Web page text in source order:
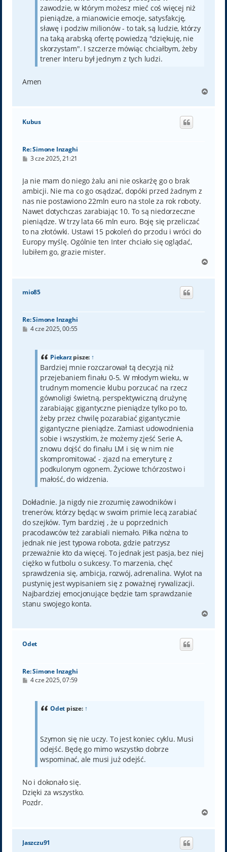
zawodzie, w którym możesz mieć coś więcej niż
pieniądze, a mianowicie emocje, satysfakcję,
sławę i podziw milionów - to tak, są ludzie, którzy
na taką arabską ofertę powiedzą "dziękuję, nie
skorzystam". I szczerze mówiąc chciałbym, żeby
trener Interu był jednym z tych ludzi.
Amen
g
Kubus
Re: Simone Inzaghi
P3 cze 2025, 21:21
Ja nie mam do niego żalu ani nie oskarżę go o brak
ambicji. Nie ma co go osądzać, dopóki przed żadnym z
nas nie postawiono 22mln euro na stole za rok roboty.
Nawet dotychczas zarabiając 10. To są niedorzeczne
pieniądze. W trzy lata 66 mln euro. Boję się przeliczać
to na złotówki. Ustawi 15 pokoleń do przodu i wróci do
Europy myślę. Ogólnie ten Inter chciało się oglądać,
lubiłem go, grazie mister.
g
mio85
Re: Simone Inzaghi
P4 cze 2025, 00:55
Piekarzpisze: ↑
Bardziej mnie rozczarował tą decyzją niż
przejebaniem finału 0-5. W młodym wieku, w
trudnym momencie klubu porzucać na rzecz
gównoligi świetną, perspektywiczną drużynę
zarabiając gigantyczne pieniądze tylko po to,
żeby przez chwilę pozarabiać gigantycznie
gigantyczne pieniądze. Zamiast udowodnienia
sobie i wszystkim, że możemy zjeść Serie A,
znowu dojść do finału LM i się w nim nie
skompromitować - zjazd na emeryturę z
podkulonym ogonem. Życiowe tchórzostwo i
małość, do widzenia.
Dokładnie. Ja nigdy nie zrozumię zawodników i
trenerów, którzy będąc w swoim primie lecą zarabiać
do szejków. Tym bardziej , że u poprzednich
pracodawców też zarabiali niemało. Piłka nożna to
jednak nie jest typowa robota, gdzie patrzysz
przeważnie kto da więcej. To jednak jest pasja, bez niej
ciężko w futbolu o sukcesy. To marzenia, chęć
sprawdzenia się, ambicja, rozwój, adrenalina. Wylot na
pustynię jest wypisaniem się z poważnej rywalizacji.
Najbardziej emocjonujące będzie tam sprawdzanie
stanu swojego konta.
g
Odet
Re: Simone Inzaghi
P4 cze 2025, 07:59
Odet pisze: ↑
Szymon się nie uczy. To jest koniec cyklu. Musi
odejść. Będę go mimo wszystko dobrze
wspominać, ale musi już odejść.
No i dokonało się.
Dzięki za wszystko.
Pozdr.
g
Jaszczu91